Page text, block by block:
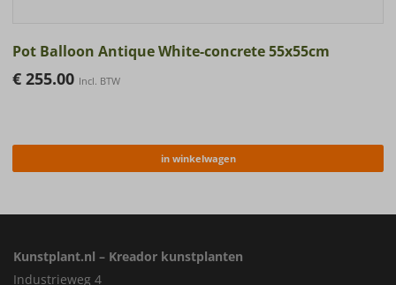
Pot Balloon Antique White-concrete 55x55cm
€ 255.00 Incl. BTW
in winkelwagen
Kunstplant.nl – Kreador kunstplanten
Industrieweg 4